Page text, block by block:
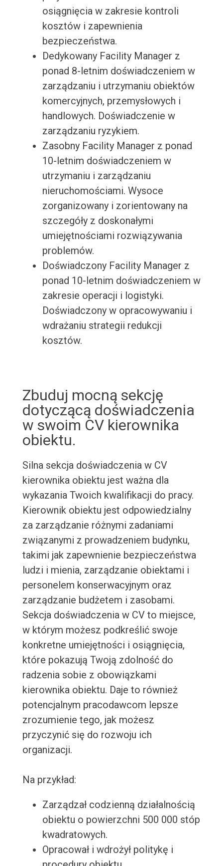
osiągnięcia w zakresie kontroli
kosztów i zapewnienia
bezpieczeństwa.
Dedykowany Facility Manager z
ponad 8-letnim doświadczeniem w
zarządzaniu i utrzymaniu obiektów
komercyjnych, przemysłowych i
handlowych. Doświadczenie w
zarządzaniu ryzykiem.
Zasobny Facility Manager z ponad
10-letnim doświadczeniem w
utrzymaniu i zarządzaniu
nieruchomościami. Wysoce
zorganizowany i zorientowany na
szczegóły z doskonałymi
umiejętnościami rozwiązywania
problemów.
Doświadczony Facility Manager z
ponad 10-letnim doświadczeniem w
zakresie operacji i logistyki.
Doświadczony w opracowywaniu i
wdrażaniu strategii redukcji
kosztów.
Zbuduj mocną sekcję
dotyczącą doświadczenia
w swoim CV kierownika
obiektu.
Silna sekcja doświadczenia w CV
kierownika obiektu jest ważna dla
wykazania Twoich kwalifikacji do pracy.
Kierownik obiektu jest odpowiedzialny
za zarządzanie różnymi zadaniami
związanymi z prowadzeniem budynku,
takimi jak zapewnienie bezpieczeństwa
ludzi i mienia, zarządzanie obiektami i
personelem konserwacyjnym oraz
zarządzanie budżetem i zasobami.
Sekcja doświadczenia w CV to miejsce,
w którym możesz podkreślić swoje
konkretne umiejętności i osiągnięcia,
które pokazują Twoją zdolność do
radzenia sobie z obowiązkami
kierownika obiektu. Daje to również
potencjalnym pracodawcom lepsze
zrozumienie tego, jak możesz
przyczynić się do rozwoju ich
organizacji.
Na przykład:
Zarządzał codzienną działalnością
obiektu o powierzchni 500 000 stóp
kwadratowych.
Opracował i wdrożył politykę i